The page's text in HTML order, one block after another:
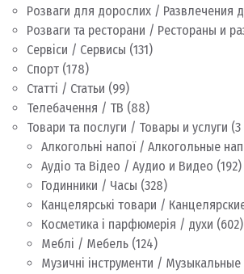
Розваги для дорослих / Развлечения
Розваги та ресторани / Рестораны и
Сервіси / Сервисы (131)
Спорт (178)
Статті / Статьи (99)
Телебачення / ТВ (88)
Товари та послуги / Товары и услуги (3
Алкогольні напої / Алкогольные
Аудіо та Відео / Аудио и Видео (192)
Годинники / Часы (328)
Канцелярські товари /
Косметика і парфюмерія / духи (602)
Меблі / Мебель (124)
Музичні інструменти /